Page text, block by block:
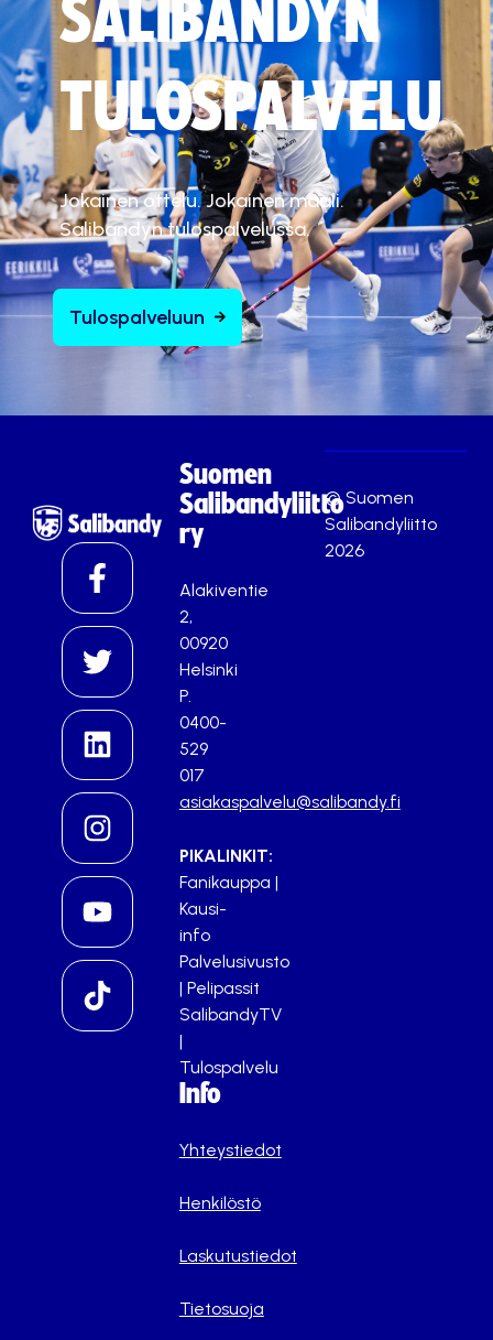
SALIBANDYN
TULOSPALVELU
Jokainen ottelu. Jokainen maali.
Salibandyn tulospalvelussa.
Tulospalveluun
Suomen
Salibandyliitto
ry
Alakiventie
2,
00920
Helsinki
P.
0400-
529
017
asiakaspalvelu@salibandy.fi
PIKALINKIT:
Fanikauppa |
Kausi-
info
Palvelusivusto
| Pelipassit
SalibandyTV
|
Tulospalvelu
Info
Yhteystiedot
Henkilöstö
Laskutustiedot
Tietosuoja
© Suomen
Salibandyliitto
2026